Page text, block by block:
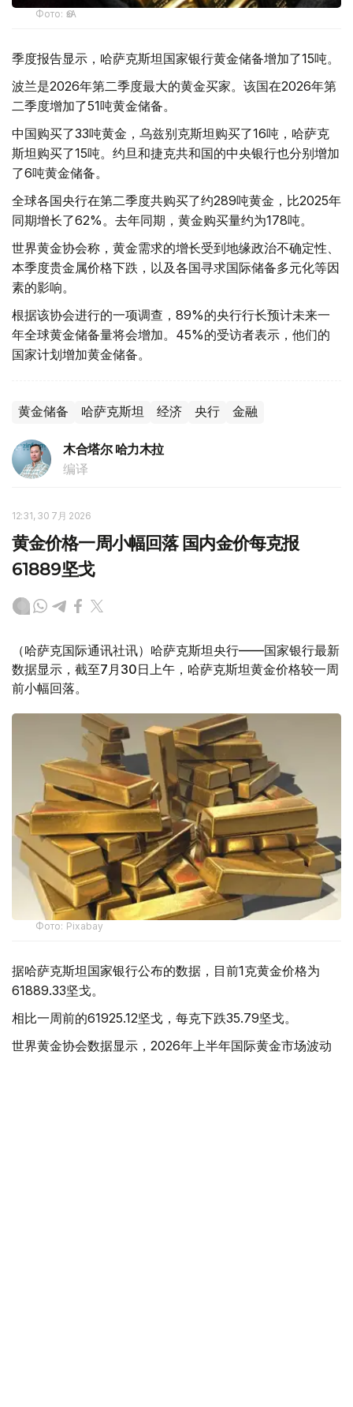
Фото: ӨзА
季度报告显示，哈萨克斯坦国家银行黄金储备增加了15吨。
波兰是2026年第二季度最大的黄金买家。该国在2026年第
二季度增加了51吨黄金储备。
中国购买了33吨黄金，乌兹别克斯坦购买了16吨，哈萨克
斯坦购买了15吨。约旦和捷克共和国的中央银行也分别增加
了6吨黄金储备。
全球各国央行在第二季度共购买了约289吨黄金，比2025年
同期增长了62%。去年同期，黄金购买量约为178吨。
世界黄金协会称，黄金需求的增长受到地缘政治不确定性、
本季度贵金属价格下跌，以及各国寻求国际储备多元化等因
素的影响。
根据该协会进行的一项调查，89%的央行行长预计未来一
年全球黄金储备量将会增加。45%的受访者表示，他们的
国家计划增加黄金储备。
黄金储备 哈萨克斯坦 经济 央行 金融
木合塔尔 哈力木拉
编译
12:31, 30 7月 2026
黄金价格一周小幅回落 国内金价每克报
61889坚戈
（哈萨克国际通讯社讯）哈萨克斯坦央行——国家银行最新
数据显示，截至7月30日上午，哈萨克斯坦黄金价格较一周
前小幅回落。
Фото: Pixabay
据哈萨克斯坦国家银行公布的数据，目前1克黄金价格为
61889.33坚戈。
相比一周前的61925.12坚戈，每克下跌35.79坚戈。
世界黄金协会数据显示，2026年上半年国际黄金市场波动